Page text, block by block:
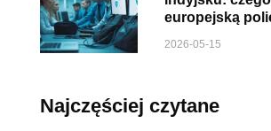
europejską
2026-05-15
Najczęściej czytane